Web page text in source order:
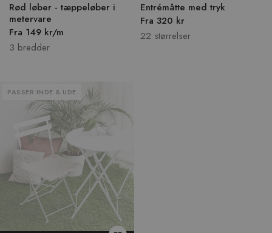
Rød løber - tæppeløber i
metervare
Fra 149 kr/m
3 bredder
Entrémåtte med tryk
Fra 320 kr
22 størrelser
PASSER INDE & UDE